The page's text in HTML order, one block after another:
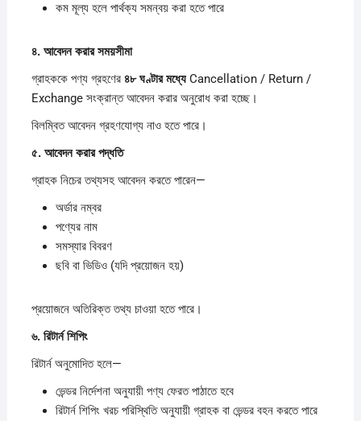
কম মূল্য হলে পার্থক্য সমন্বয় করা হতে পারে
৪. আবেদনকরারসময়সীমা
গ্রাহককে পণ্য গ্রহণের ৪৮ঘণ্টারমধ্যেCancellation / Return /
Exchange সংক্রান্ত আবেদন করার অনুরোধ করা হচ্ছে।
বিলম্বিত আবেদন গ্রহণযোগ্য নাও হতে পারে।
৫. আবেদনকরারপদ্ধতি
গ্রাহক নিচের তথ্যসহ আবেদন করতে পারেন—
অর্ডার নম্বর
পণ্যের নাম
সমস্যার বিবরণ
ছবি বা ভিডিও (যদি প্রয়োজন হয়)
প্রয়োজনে অতিরিক্ত তথ্য চাওয়া হতে পারে।
৬. রিটার্নশিপিং
রিটার্ন অনুমোদিত হলে—
ভেন্ডর নির্দেশনা অনুযায়ী পণ্য ফেরত পাঠাতে হবে
রিটার্ন শিপিং খরচ পরিস্থিতি অনুযায়ী গ্রাহক বা ভেন্ডর বহন করতে পারে